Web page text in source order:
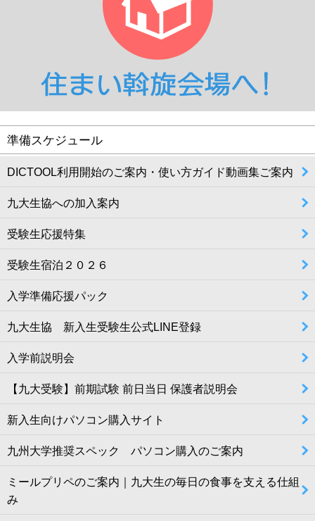
準備スケジュール
DICTOOL利用開始のご案内・使い方ガイド動画集ご案内
九大生協への加入案内
受験生応援特集
受験生宿泊２０２６
入学準備応援パック
九大生協 新入生受験生公式LINE登録
入学前説明会
【九大受験】前期試験 前日当日 保護者説明会
新入生向けパソコン購入サイト
九州大学推奨スペック パソコン購入のご案内
ミールプリペのご案内｜九大生の毎日の食事を支える仕組
み